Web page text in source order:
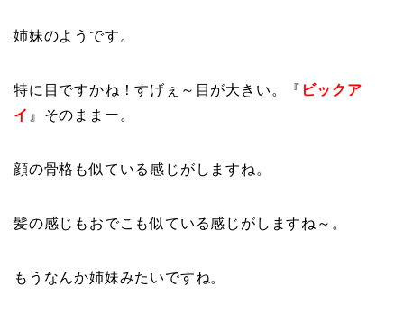
姉妹のようです。
特に目ですかね！すげぇ～目が大きい。『 ビックア
イ 』そのままー。
顔の骨格も似ている感じがしますね。
髪の感じもおでこも似ている感じがしますね～。
もうなんか姉妹みたいですね。